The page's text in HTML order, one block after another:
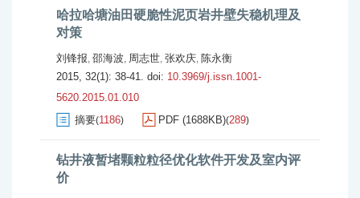
哈拉哈塘油田硬脆性泥页岩井壁失稳机理及
对策
刘锋报, 邵海波, 周志世, 张欢庆, 陈永衡
2015, 32(1): 38-41. doi: 10.3969/j.issn.1001-
5620.2015.01.010
摘要(1186) PDF (1688KB)(289)
钻井液暂堵颗粒粒径优化软件开发及室内评
价